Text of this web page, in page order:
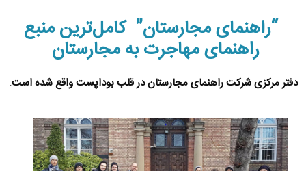
“راهنمای مجارستان” کامل‌ترین منبع
راهنمای مهاجرت به مجارستان
دفتر مرکزی شرکت راهنمای مجارستان در قلب بوداپست واقع شده است.